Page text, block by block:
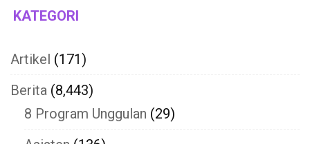
KATEGORI
Artikel (171)
Berita (8,443)
8 Program Unggulan (29)